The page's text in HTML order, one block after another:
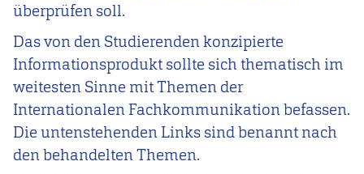
überprüfen soll.
Das von den Studierenden konzipierte
Informationsprodukt sollte sich thematisch im
weitesten Sinne mit Themen der
Internationalen Fachkommunikation befassen.
Die untenstehenden Links sind benannt nach
den behandelten Themen.